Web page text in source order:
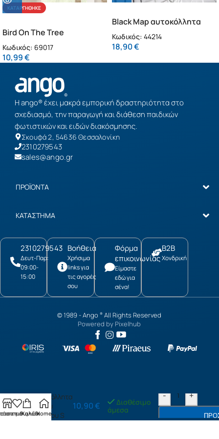
ΚΑΤΑΡΓΉΘΗΚΕ
Bird On The Tree
αυτοκόλλητα βινυλίου για
τζάμι S (69017)
Κωδικός: 69017
10,99€
Black Map αυτοκόλλητα
τοίχου βινυλίου L (44214)
Κωδικός: 44214
18,90€
Η ango® έχει μακρά εμπορική δραστηριότητα στο
σχεδιασμό, την παραγωγή και διάθεση παιδικών
φωτιστικών και ειδών διακόσμησης.
Σκουφά 2, 54636 Θεσσαλονίκη
2310279543
sales@ango.gr
ΠΡΟΪΟΝΤΑ
ΚΑΤΑΣΤΗΜΑ
2310279543
Δευτ-Παρ:
09:00-
15:00
Βοήθεια
Χρήσιμα
links για
τις αγορές
σου
Φόρμα
επικοινωνίας
Είμαστε
εδώ για
σένα!
B2B
Χονδρική
© 1989 -Ango® All Rights Reserved
Powered by Pixelhub
επιθυμιών
ΚαλάθιHome
αυτοκόλλητα
τοίχου
βινυλίου S
10,90€
Διαθέσιμο
άμεσα
- +